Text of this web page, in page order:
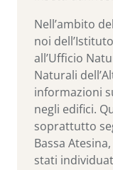
Nell’ambito
noi
all’Ufficio
Naturali
informazioni
negli edifici.
soprattutto
Bassa
stati